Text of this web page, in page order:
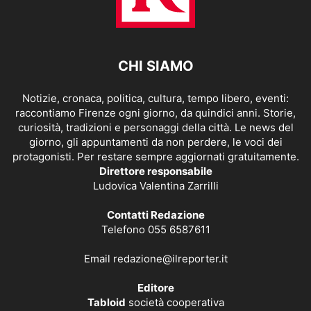
CHI SIAMO
Notizie, cronaca, politica, cultura, tempo libero, eventi:
raccontiamo Firenze ogni giorno, da quindici anni. Storie,
curiosità, tradizioni e personaggi della città. Le news del
giorno, gli appuntamenti da non perdere, le voci dei
protagonisti. Per restare sempre aggiornati gratuitamente.
Direttore responsabile
Ludovica Valentina Zarrilli
Contatti Redazione
Telefono 055 6587611
Email redazione@ilreporter.it
Editore
Tabloid società cooperativa